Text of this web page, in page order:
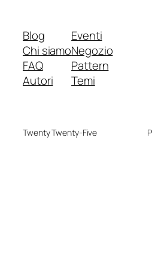
Blog
Chi siamo
FAQ
Autori
Eventi
Negozio
Pattern
Temi
Twenty Twenty-Five